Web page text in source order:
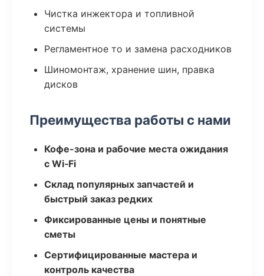
Чистка инжектора и топливной
системы
Регламентное то и замена расходников
Шиномонтаж, хранение шин, правка
дисков
Преимущества работы с нами
Кофе-зона и рабочие места ожидания
с Wi‑Fi
Склад популярных запчастей и
быстрый заказ редких
Фиксированные цены и понятные
сметы
Сертифицированные мастера и
контроль качества